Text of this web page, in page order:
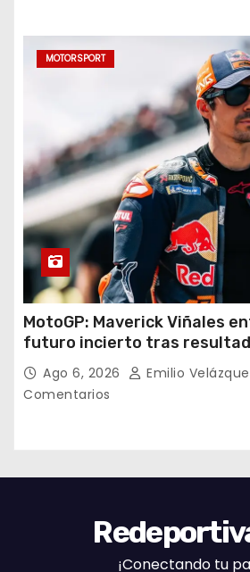
MOTORSPORT
MotoGP: Maverick Viñales
futuro incierto tras
decepcionantes
Ago 6, 2026 Emilio
Comentarios
¡Conectando tu